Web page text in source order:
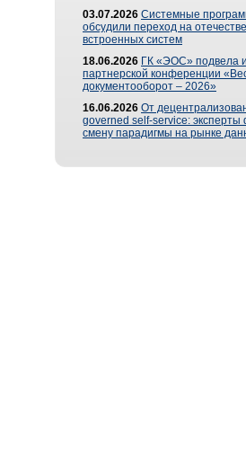
03.07.2026 Системные
обсудили переход на
встроенных систем
18.06.2026 ГК «ЭОС» подвела
партнерской конференции
документооборот – 2026»
16.06.2026 От
governed self-service: эксперты
смену парадигмы на рынке